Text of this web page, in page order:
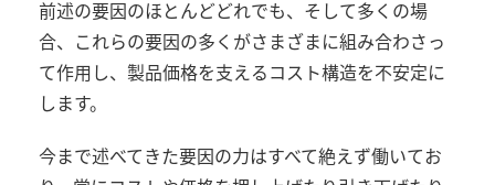
前述の要因のほとんどどれでも、そして多くの場
合、これらの要因の多くがさまざまに組み合わさっ
て作用し、製品価格を支えるコスト構造を不安定に
します。
今まで述べてきた要因の力はすべて絶えず働いてお